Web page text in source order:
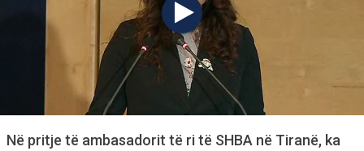
Në pritje të ambasadorit të ri të SHBA në Tiranë, ka